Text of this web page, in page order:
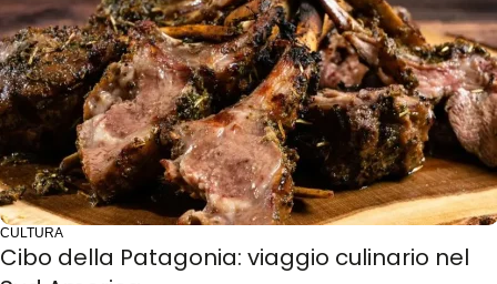
CULTURA
Cibo della Patagonia: viaggio culinario nel